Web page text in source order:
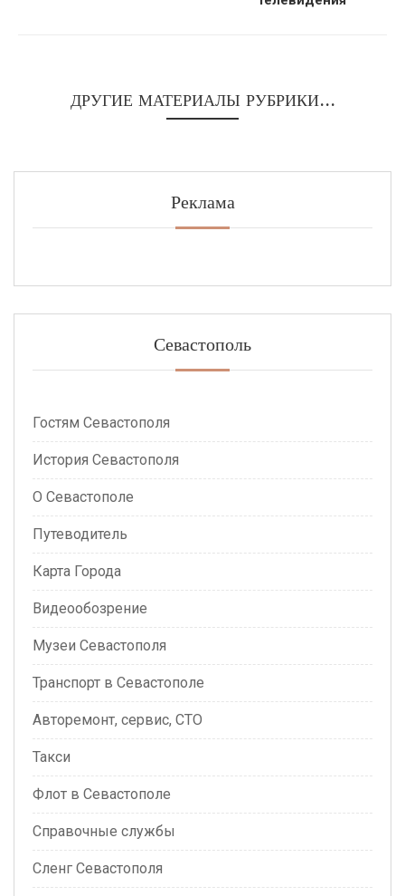
ДРУГИЕ МАТЕРИАЛЫ РУБРИКИ...
Реклама
Севастополь
Гостям Севастополя
История Севастополя
О Севастополе
Путеводитель
Карта Города
Видеообозрение
Музеи Севастополя
Транспорт в Севастополе
Авторемонт, сервис, СТО
Такси
Флот в Севастополе
Справочные службы
Сленг Севастополя